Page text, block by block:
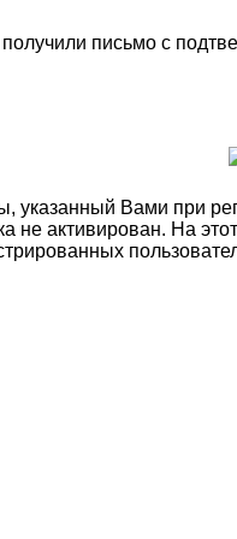
письмо с
указанный Вами при
не активирован. На